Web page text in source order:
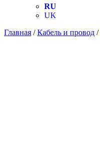
RU
UK
Главная /Кабель и провод /